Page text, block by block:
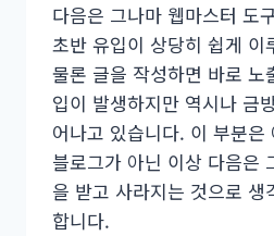
다음은 그나마 웹마스터 도
초반 유입이 상당히 쉽게 이
물론 글을 작성하면 바로 노
입이 발생하지만 역시나 금
어나고 있습니다. 이 부분은
블로그가 아닌 이상 다음은
을 받고 사라지는 것으로 생
합니다.